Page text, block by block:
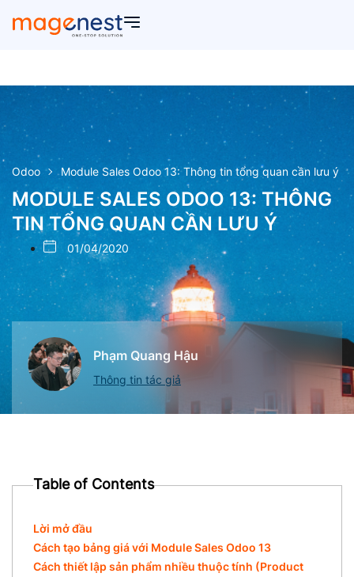
Odoo Module Sales Odoo 13: Thông tin tổng quan cần lưu ý
MODULE SALES ODOO 13: THÔNG
TIN TỔNG QUAN CẦN LƯU Ý
01/04/2020
Phạm Quang Hậu
Thông tin tác giả
Table of Contents
Lời mở đầu
Cách tạo bảng giá với Module Sales Odoo 13
Cách thiết lập sản phẩm nhiều thuộc tính (Product